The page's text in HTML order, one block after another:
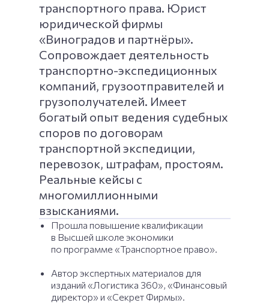
транспортного права. Юрист
юридической фирмы
«Виноградов и партнёры».
Сопровождает деятельность
транспортно-экспедиционных
компаний, грузоотправителей и
грузополучателей. Имеет
богатый опыт ведения судебных
споров по договорам
транспортной экспедиции,
перевозок, штрафам, простоям.
Реальные кейсы с
многомиллионными
взысканиями.
Прошла повышение квалификации
в Высшей школе экономики
по программе «Транспортное право».
​​Автор экспертных материалов для
изданий «Логистика 360», «Финансовый
директор» и «Секрет Фирмы».